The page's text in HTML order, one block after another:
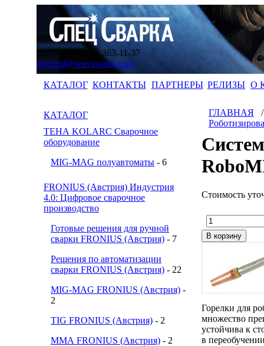
(383) 363-11-35, 363-11-37
electrod@specsvarka.com
КАТАЛОГ КОНТАКТЫ ПАРТНЕРЫ РЕЛИЗЫ О
КАТАЛОГ
ТЕНА KOLARC Сварочное
оборудование
MIG-MAG полуавтоматы - 6
FRONIUS (Австрия) Индустрия
4.0: Цифровое сварочное
производство
Готовые решения для ручной
сварки FRONIUS (Австрия) - 7
Решения по автоматизации
сварки FRONIUS (Австрия) - 22
MIG-MAG FRONIUS (Австрия) -
2
TIG FRONIUS (Австрия) - 2
ММА FRONIUS (Австрия) - 2
ГЛАВНАЯ
Стоимость
Горелки для
множество
устойчива к
в